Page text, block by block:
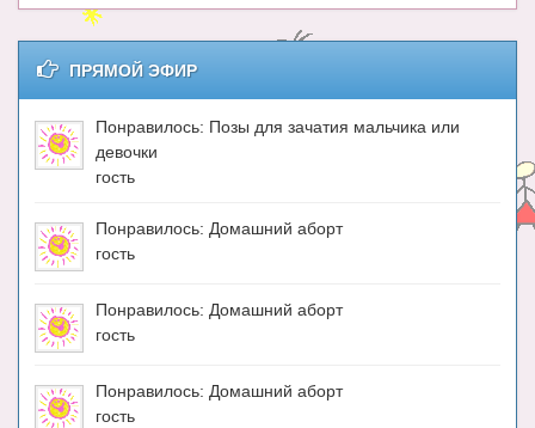
ПРЯМОЙ ЭФИР
Понравилось: Позы для зачатия мальчика или
девочки
гость
Понравилось: Домашний аборт
гость
Понравилось: Домашний аборт
гость
Понравилось: Домашний аборт
гость